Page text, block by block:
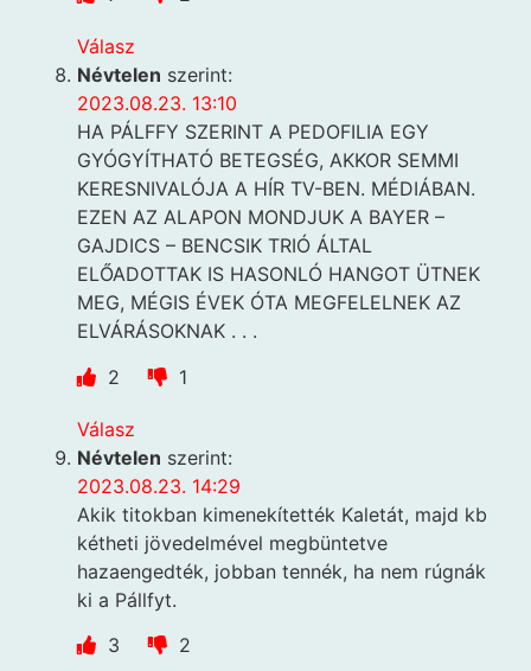
Válasz
Névtelen szerint:
2023.08.23. 13:10
HA PÁLFFY SZERINT A PEDOFILIA EGY
GYÓGYÍTHATÓ BETEGSÉG, AKKOR SEMMI
KERESNIVALÓJA A HÍR TV-BEN. MÉDIÁBAN.
EZEN AZ ALAPON MONDJUK A BAYER –
GAJDICS – BENCSIK TRIÓ ÁLTAL
ELŐADOTTAK IS HASONLÓ HANGOT ÜTNEK
MEG, MÉGIS ÉVEK ÓTA MEGFELELNEK AZ
ELVÁRÁSOKNAK . . .
2
1
Válasz
Névtelen szerint:
2023.08.23. 14:29
Akik titokban kimenekítették Kaletát, majd kb
kétheti jövedelmével megbüntetve
hazaengedték, jobban tennék, ha nem rúgnák
ki a Pállfyt.
3
2